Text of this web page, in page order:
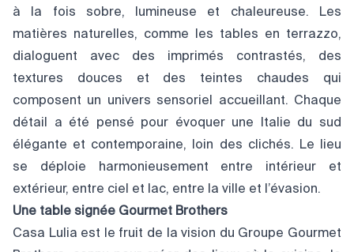
à la fois sobre, lumineuse et chaleureuse. Les
matières naturelles, comme les tables en terrazzo,
dialoguent avec des imprimés contrastés, des
textures douces et des teintes chaudes qui
composent un univers sensoriel accueillant. Chaque
détail a été pensé pour évoquer une Italie du sud
élégante et contemporaine, loin des clichés. Le lieu
se déploie harmonieusement entre intérieur et
extérieur, entre ciel et lac, entre la ville et l’évasion.
Une table signée Gourmet Brothers
Casa Lulia est le fruit de la vision du Groupe Gourmet